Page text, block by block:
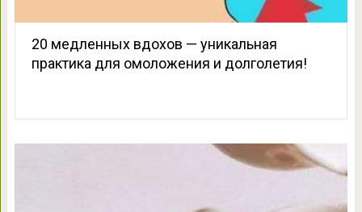
20 медленных вдохов — уникальная
практика для омоложения и долголетия!